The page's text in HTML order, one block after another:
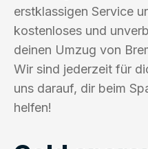
erstklassigen Service
kostenloses und
deinen Umzug von
Wir sind jederzeit für
uns darauf, dir beim
helfen!